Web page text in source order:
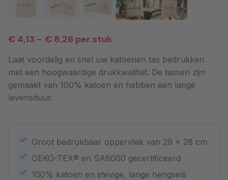
€ 4,13 - € 8,26 per stuk
Laat voordelig en snel uw katoenen tas bedrukken
met een hoogwaardige drukkwaliteit. De tassen zijn
gemaakt van 100% katoen en hebben een lange
levensduur.
Groot bedrukbaar oppervlak van 29 x 28 cm
OEKO-TEX® en SA8000 gecertificeerd
100% katoen en stevige, lange hengsels